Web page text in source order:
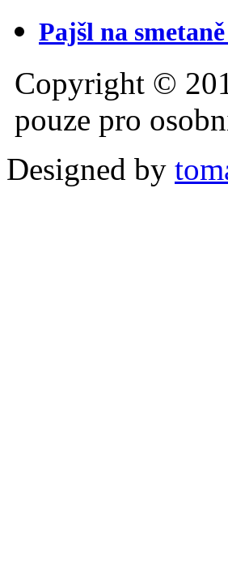
Pajšl na smetaně
Copyright ©
pouze pro
Designed by